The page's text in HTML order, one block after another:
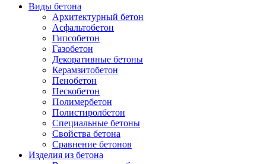
Виды бетона
Архитектурный бетон
Асфальтобетон
Гипсобетон
Газобетон
Декоративные бетоны
Керамзитобетон
Пенобетон
Пескобетон
Полимербетон
Полистиролбетон
Специальные бетоны
Свойства бетона
Сравнение бетонов
Изделия из бетона